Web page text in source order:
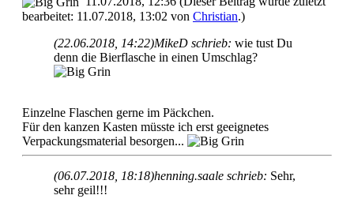
bearbeitet: 11.07.2018, 13:02 von Christian.)
(22.06.2018, 14:22)MikeD schrieb: wie tust Du
denn die Bierflasche in einen Umschlag?
Einzelne Flaschen gerne im Päckchen.
Für den kanzen Kasten müsste ich erst geeignetes
Verpackungsmaterial besorgen...
(06.07.2018, 18:18)henning.saale schrieb: Sehr,
sehr geil!!!